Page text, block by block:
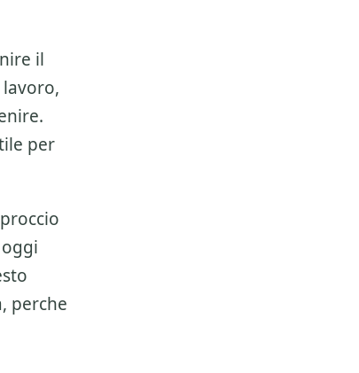
il
per
perche